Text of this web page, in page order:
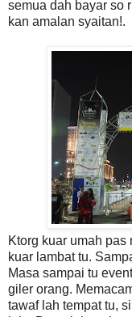
semua dah bayar so
kan amalan syaitan!.
Ktorg kuar umah
kuar lambat tu.
Masa sampai tu
giler orang.
tawaf lah tempat tu,